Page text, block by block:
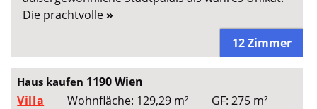
Die prachtvolle »
12 Zimmer
Haus kaufen 1190 Wien
Villa
Wohnfläche: 129,29 m²
GF: 275 m²